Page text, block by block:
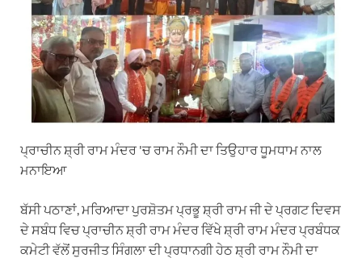
ਪ੍ਰਾਚੀਨ ਸ਼੍ਰੀ ਰਾਮ ਮੰਦਰ 'ਚ ਰਾਮ ਨੌਮੀ ਦਾ ਤਿਉਹਾਰ ਧੂਮਧਾਮ ਨਾਲ
ਮਨਾਇਆ
ਬੱਸੀ ਪਠਾਣਾਂ, ਮਰਿਆਦਾ ਪੁਰਸ਼ੋਤਮ ਪ੍ਰਭੂ ਸ਼੍ਰੀ ਰਾਮ ਜੀ ਦੇ ਪ੍ਰਗਟ ਦਿਵਸ
ਦੇ ਸਬੰਧ ਵਿਚ ਪ੍ਰਾਚੀਨ ਸ਼੍ਰੀ ਰਾਮ ਮੰਦਰ ਵਿੱਖੇ ਸ਼੍ਰੀ ਰਾਮ ਮੰਦਰ ਪ੍ਰਬੰਧਕ
ਕਮੇਟੀ ਵੱਲੋਂ ਸੁਰਜੀਤ ਸਿੰਗਲਾ ਦੀ ਪ੍ਰਧਾਨਗੀ ਹੇਠ ਸ਼੍ਰੀ ਰਾਮ ਨੌਮੀ ਦਾ